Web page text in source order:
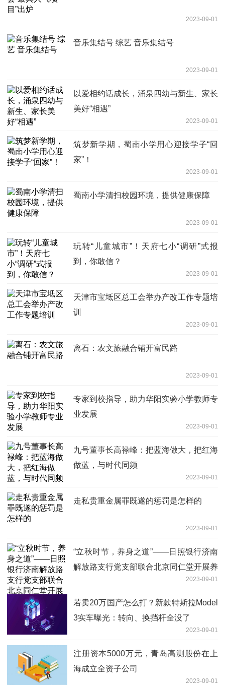
2023-09-01
音乐集结号 综艺 音乐集结号
2023-09-01
以爱相约话成长，涌泉四幼与新生、家长
美好“相遇”
2023-09-01
筑梦新学期，蜀南小学用心迎接学子“回
家”！
2023-09-01
蜀南小学清扫校园环境，提供健康保障
2023-09-01
玩转“儿童城市”！天府七小“调研”式报
到，你敢信？
2023-09-01
天津市宝坻区总工会举办产改工作专题培
训
2023-09-01
离石：农文旅融合铺开富民路
2023-09-01
专家到校指导，助力华阳实验小学教师专
业发展
2023-09-01
九号董事长高禄峰：把蓝海做大，把红海
做蓝，与时代同频
2023-09-01
走私贵重金属罪既遂的惩罚是怎样的
2023-09-01
“立秋时节，养身之道”——日照银行济南
解放路支行党支部联合北京同仁堂开展养
2023-09-01
若卖20万国产怎么打？新款特斯拉Model
3实车曝光：转向、换挡杆全没了
2023-09-01
注册资本5000万元，青岛高测股份在上
海成立全资子公司
2023-09-01